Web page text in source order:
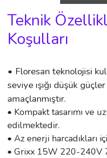
Teknik
Koşulları
• Floresan teknolojisi
seviye ışığı düşük
amaçlanmıştır.
• Kompakt tasarımı ve
edilmektedir.
• Az enerji harcadıkları
• Grixx 15W 220-240V